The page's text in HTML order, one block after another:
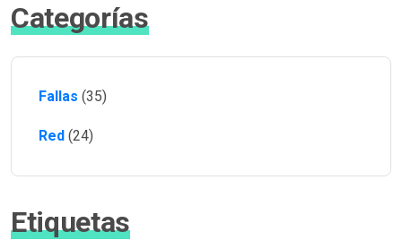
Categorías
Fallas (35)
Red (24)
Etiquetas